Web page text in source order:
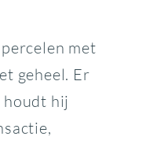
met
geheel. Er
houdt hij